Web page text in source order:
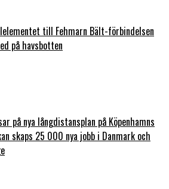
till Fehmarn Bält-förbindelsen
på havsbotten
på nya långdistansplan på Köpenhamns
skaps 25 000 nya jobb i Danmark och